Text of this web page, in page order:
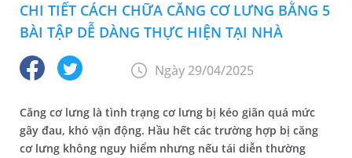
CHI TIẾT CÁCH CHỮA CĂNG CƠ LƯNG BẰNG 5
BÀI TẬP DỄ DÀNG THỰC HIỆN TẠI NHÀ
Ngày 29/04/2025
Căng cơ lưng là tình trạng cơ lưng bị kéo giãn quá mức
gây đau, khó vận động. Hầu hết các trường hợp bị căng
cơ lưng không nguy hiểm nhưng nếu tái diễn thường